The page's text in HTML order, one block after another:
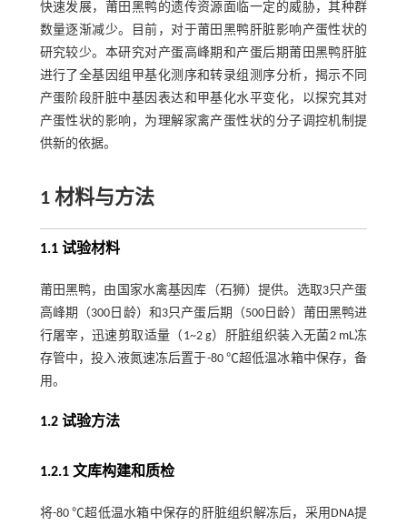
快速发展，莆田黑鸭的遗传资源面临一定的威胁，其种群
数量逐渐减少。目前，对于莆田黑鸭肝脏影响产蛋性状的
研究较少。本研究对产蛋高峰期和产蛋后期莆田黑鸭肝脏
进行了全基因组甲基化测序和转录组测序分析，揭示不同
产蛋阶段肝脏中基因表达和甲基化水平变化，以探究其对
产蛋性状的影响，为理解家禽产蛋性状的分子调控机制提
供新的依据。
1 材料与方法
1.1 试验材料
莆田黑鸭，由国家水禽基因库（石狮）提供。选取3只产蛋
高峰期（300日龄）和3只产蛋后期（500日龄）莆田黑鸭进
行屠宰，迅速剪取适量（1~2 g）肝脏组织装入无菌2 mL冻
存管中，投入液氮速冻后置于-80 ℃超低温冰箱中保存，备
用。
1.2 试验方法
1.2.1 文库构建和质检
将-80 ℃超低温水箱中保存的肝脏组织解冻后，采用DNA提